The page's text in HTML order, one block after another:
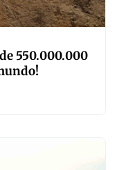
550.000.000